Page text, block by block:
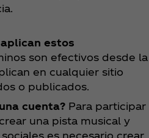
estos
son efectivos desde la
en cualquier sitio
o publicados.
cuenta? Para participar
una pista musical y
es necesario crear